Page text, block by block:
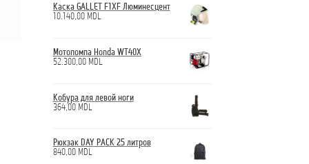
Каска GALLET F1XF Люминесцент
10.140,00 MDL
Мотопомпа Honda WT40X
52.300,00 MDL
Кобура для левой ноги
364,00 MDL
Рюкзак DAY PACK 25 литров
840,00 MDL